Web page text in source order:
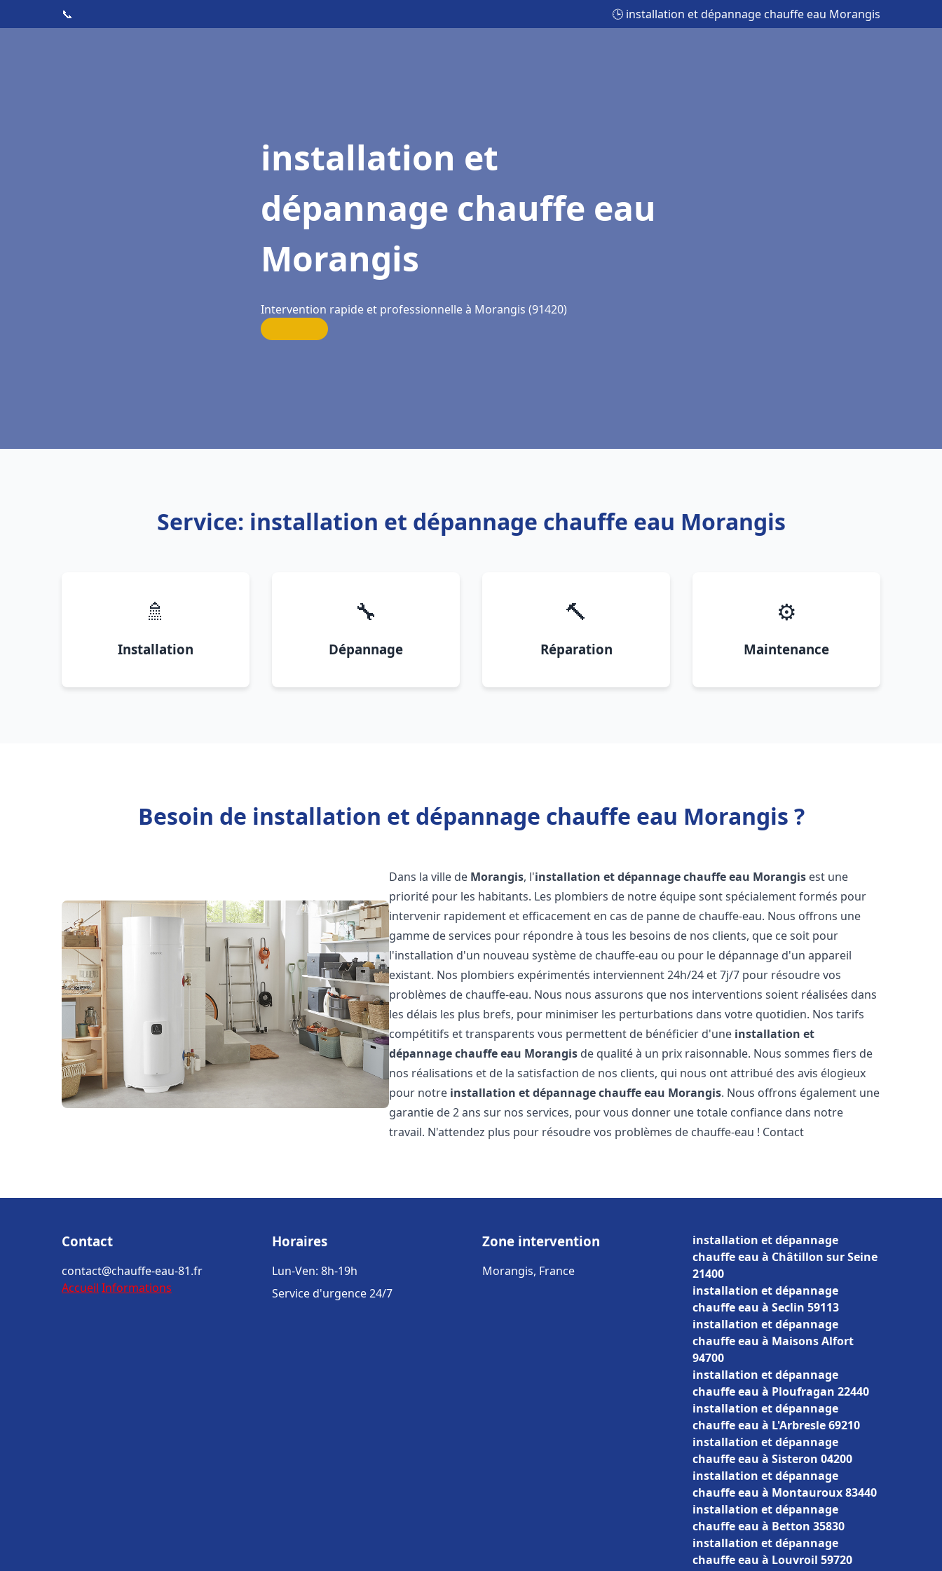
📞 🕒 installation et dépannage chauffe eau Morangis
installation et
dépannage chauffe eau
Morangis
Intervention rapide et professionnelle à Morangis (91420)
Service: installation et dépannage chauffe eau Morangis
🚿
Installation
🔧
Dépannage
🔨
Réparation
⚙️
Maintenance
Besoin de installation et dépannage chauffe eau Morangis ?
Dans la ville de Morangis, l'installation et dépannage chauffe eau Morangis est une
priorité pour les habitants. Les plombiers de notre équipe sont spécialement formés pour
intervenir rapidement et efficacement en cas de panne de chauffe-eau. Nous offrons une
gamme de services pour répondre à tous les besoins de nos clients, que ce soit pour
l'installation d'un nouveau système de chauffe-eau ou pour le dépannage d'un appareil
existant. Nos plombiers expérimentés interviennent 24h/24 et 7j/7 pour résoudre vos
problèmes de chauffe-eau. Nous nous assurons que nos interventions soient réalisées dans
les délais les plus brefs, pour minimiser les perturbations dans votre quotidien. Nos tarifs
compétitifs et transparents vous permettent de bénéficier d'une installation et
dépannage chauffe eau Morangis de qualité à un prix raisonnable. Nous sommes fiers de
nos réalisations et de la satisfaction de nos clients, qui nous ont attribué des avis élogieux
pour notre installation et dépannage chauffe eau Morangis. Nous offrons également une
garantie de 2 ans sur nos services, pour vous donner une totale confiance dans notre
travail. N'attendez plus pour résoudre vos problèmes de chauffe-eau ! Contact
Contact
contact@chauffe-eau-81.fr
Accueil Informations
Horaires
Lun-Ven: 8h-19h
Service d'urgence 24/7
Zone intervention
Morangis, France
installation et dépannage
chauffe eau à Châtillon sur Seine
21400
installation et dépannage
chauffe eau à Seclin 59113
installation et dépannage
chauffe eau à Maisons Alfort
94700
installation et dépannage
chauffe eau à Ploufragan 22440
installation et dépannage
chauffe eau à L'Arbresle 69210
installation et dépannage
chauffe eau à Sisteron 04200
installation et dépannage
chauffe eau à Montauroux 83440
installation et dépannage
chauffe eau à Betton 35830
installation et dépannage
chauffe eau à Louvroil 59720